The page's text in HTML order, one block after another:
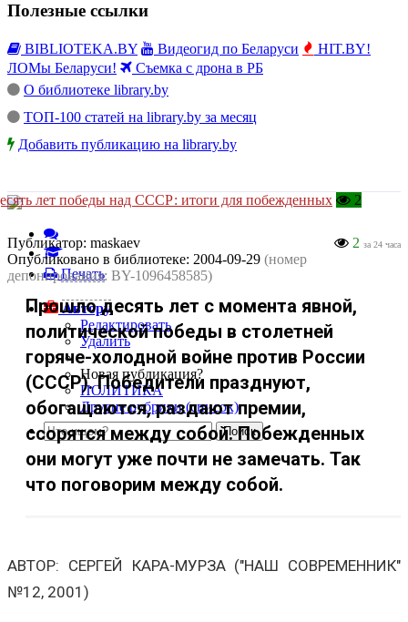
Полезные ссылки
BIBLIOTEKA.BY Видеогид по Беларуси
HIT.BY!
ЛОМы Беларуси!
Съемка с дрона в РБ
О библиотеке library.by
ТОП-100 статей на library.by за месяц
Добавить публикацию на library.by
лет победы над СССР: итоги для побежденных 2
Печать
Автору
Редактировать
Удалить
Новая публикация?
ПОЛИТИКА
Другие рубрики (список)
2 за 24 часа
Публикатор: maskaev
Опубликовано в библиотеке: 2004-09-29 (номер
депонирования: BY-1096458585)
Прошло десять лет с момента явной,
политической победы в столетней
горяче-холодной войне против России
(СССР). Победители празднуют,
обогащаются, раздают премии,
ссорятся между собой. Побежденных
они могут уже почти не замечать. Так
что поговорим между собой.
АВТОР: СЕРГЕЙ КАРА-МУРЗА ("НАШ СОВРЕМЕННИК"
№12, 2001)